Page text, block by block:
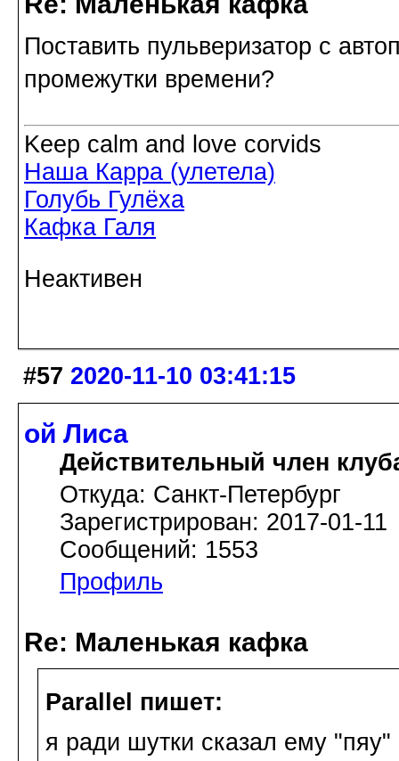
Поставить пульверизатор с
промежутки времени?
Keep calm and love corvids
Наша Карра (улетела)
Голубь Гулёха
Кафка Галя
Неактивен
#57 2020-11-10 03:41:15
ой Лиса
Действительный член
Откуда: Санкт-Петербург
Зарегистрирован: 2017-01-11
Сообщений: 1553
Профиль
Re: Маленькая кафка
Parallel пишет:
я ради шутки сказал ему "пяу"